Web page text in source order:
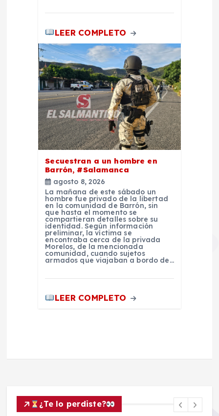
LEER COMPLETO
Secuestran a un hombre en
Barrón, #Salamanca
agosto 8, 2026
La mañana de este sábado un
hombre fue privado de la libertad
en la comunidad de Barrón, sin
que hasta el momento se
compartieran detalles sobre su
identidad. Según información
preliminar, la víctima se
encontraba cerca de la privada
Morelos, de la mencionada
comunidad, cuando sujetos
armados que viajaban a bordo de…
LEER COMPLETO
¿Te lo perdiste?